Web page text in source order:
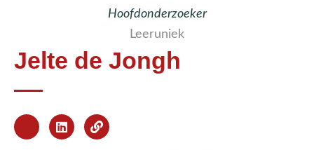
Hoofdonderzoeker
Leeruniek
Jelte de Jongh